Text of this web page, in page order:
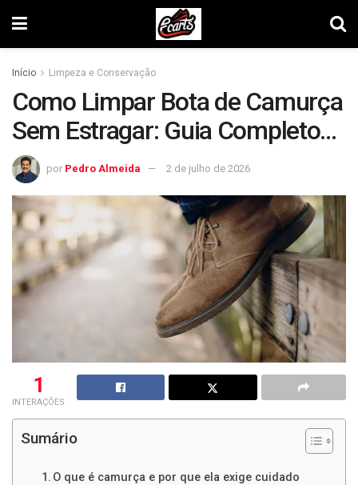
Início Limpeza e Conservação
Como Limpar Bota de Camurça
Sem Estragar: Guia Completo
Para o Inverno 2026
por Pedro Almeida 2 de julho de 2026
1
INTERAÇÕES
Sumário
O que é camurça e por que ela exige cuidado